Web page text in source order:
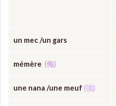
un mec /un gars
mémère (侮)
une nana /une meuf (強)